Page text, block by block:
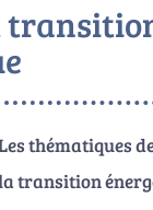
thématiques
transition